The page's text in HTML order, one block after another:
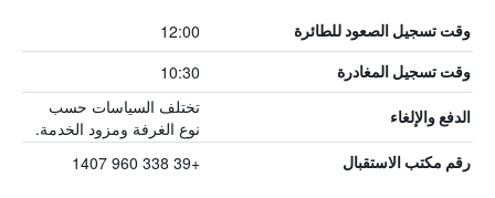
وقت تسجيل الصعود للطائرة 12:00
وقت تسجيل المغادرة 10:30
الدفع والإلغاء
تختلف السياسات حسب
نوع الغرفة ومزود الخدمة.
رقم مكتب الاستقبال +39 338 960 1407